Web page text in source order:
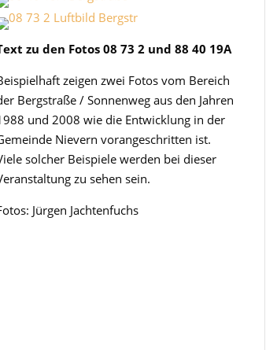
zu den Fotos 08 73 2 und 88 40 19A
zeigen zwei Fotos vom Bereich
Bergstraße / Sonnenweg aus den Jahren
und 2008 wie die Entwicklung in der
Nievern vorangeschritten ist.
solcher Beispiele werden bei dieser
zu sehen sein.
Jürgen Jachtenfuchs